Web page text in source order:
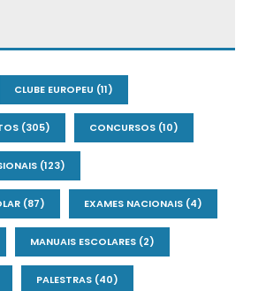
CLUBE EUROPEU (11)
(305) CONCURSOS (10)
(123)
(87) EXAMES NACIONAIS (4)
MANUAIS ESCOLARES (2)
PALESTRAS (40)